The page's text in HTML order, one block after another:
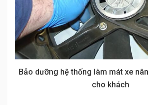
Bảo dưỡng hệ thống làm mát xe
cho khách